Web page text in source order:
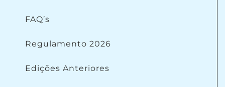
FAQ’s
Regulamento 2026
Edições Anteriores